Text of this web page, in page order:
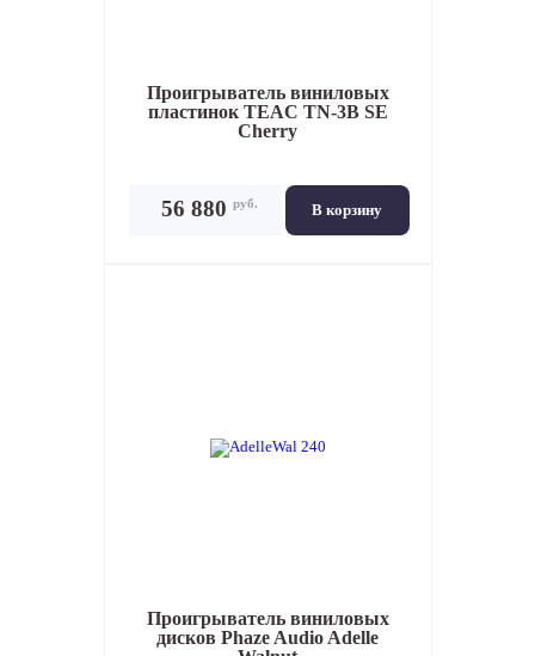
Проигрыватель виниловых
пластинокTEAC TN-3B SE
Cherry
В корзину
56 880 руб.
Проигрыватель виниловых
дисков Phaze Audio Adelle